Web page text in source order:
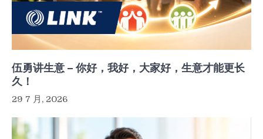
伍勇讲生意 – 你好，我好，大家好，生意才能更长
久！
29 7 月, 2026